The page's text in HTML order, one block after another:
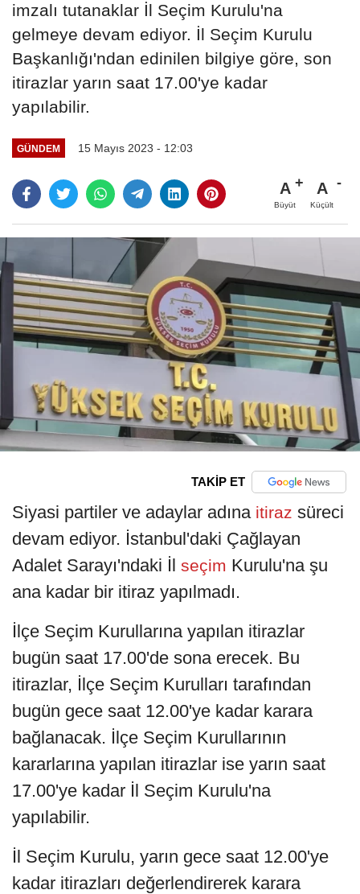
imzalı tutanaklar İl Seçim Kurulu'na
gelmeye devam ediyor. İl Seçim Kurulu
Başkanlığı'ndan edinilen bilgiye göre, son
itirazlar yarın saat 17.00'ye kadar
yapılabilir.
GÜNDEM 15 Mayıs 2023 - 12:03
A
Büyüt
A
Küçült
TAKİP ET
Siyasi partiler ve adaylar adına itiraz süreci
devam ediyor. İstanbul'daki Çağlayan
Adalet Sarayı'ndaki İl seçim Kurulu'na şu
ana kadar bir itiraz yapılmadı.
İlçe Seçim Kurullarına yapılan itirazlar
bugün saat 17.00'de sona erecek. Bu
itirazlar, İlçe Seçim Kurulları tarafından
bugün gece saat 12.00'ye kadar karara
bağlanacak. İlçe Seçim Kurullarının
kararlarına yapılan itirazlar ise yarın saat
17.00'ye kadar İl Seçim Kurulu'na
yapılabilir.
İl Seçim Kurulu, yarın gece saat 12.00'ye
kadar itirazları değerlendirerek karara